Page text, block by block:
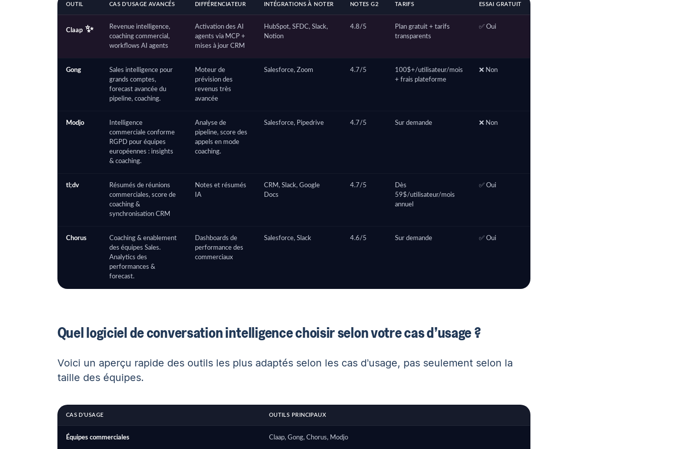
OUTIL CAS D'USAGE AVANCÉS DIFFÉRENCIATEUR INTÉGRATIONS À NOTER NOTES G2 TARIFS ESSAI GRATUIT
Claap
Revenue intelligence,
coaching commercial,
workflows AI agents
Activation des AI
agents via MCP +
mises à jour CRM
HubSpot, SFDC, Slack,
Notion
4.8/5
Plan gratuit + tarifs
transparents
✅ Oui
Gong
Sales intelligence pour
grands comptes,
forecast avancée du
pipeline, coaching.
Moteur de
prévision des
revenus très
avancée
Salesforce, Zoom 4.7/5
100$+/utilisateur/mois
+ frais plateforme
❌ Non
Modjo
Intelligence
commerciale conforme
RGPD pour équipes
européennes : insights
& coaching.
Analyse de
pipeline, score des
appels en mode
coaching.
Salesforce, Pipedrive 4.7/5 Sur demande ❌ Non
tl;dv
Résumés de réunions
commerciales, score de
coaching &
synchronisation CRM
Notes et résumés
IA
CRM, Slack, Google
Docs
4.7/5
Dès
59$/utilisateur/mois
annuel
✅ Oui
Chorus
Coaching & enablement
des équipes Sales.
Analytics des
performances &
forecast.
Dashboards de
performance des
commerciaux
Salesforce, Slack 4.6/5 Sur demande ✅ Oui
Quel logiciel de conversation intelligence choisir selon votre cas d’usage ?
Voici un aperçu rapide des outils les plus adaptés selon les cas d’usage, pas seulement selon la
taille des équipes.
CAS D’USAGE OUTILS PRINCIPAUX
Équipes commerciales Claap, Gong, Chorus, Modjo